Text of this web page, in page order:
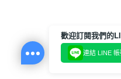
連結 LINE 帳